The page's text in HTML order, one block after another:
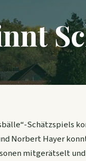
Schätzspiels
Norbert Hayer
mitgerätselt